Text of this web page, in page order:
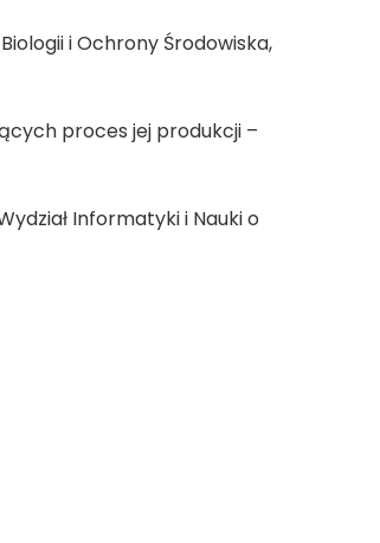
i Ochrony Środowiska,
proces jej produkcji –
Informatyki i Nauki o